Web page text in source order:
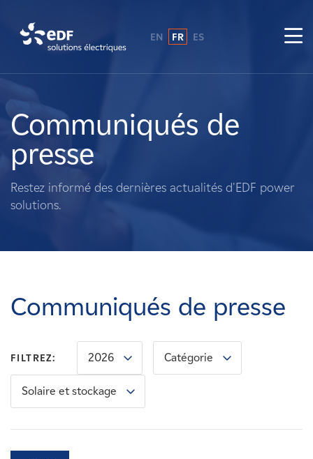
A propos de nous
Ce que nous faisons
Propriétaires fonciers
Carrières
Nouvelles
Contactez-nous
EN FR ES
Communiqués de
presse
Restez informé des dernières actualités d'EDF power
solutions.
Communiqués de presse
FILTREZ: 2026 Catégorie
Solaire et stockage